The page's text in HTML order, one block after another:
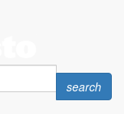
Search
search